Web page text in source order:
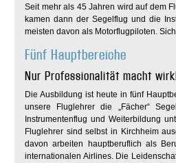
Seit mehr als 45 Jahren wird auf dem
kamen dann der Segelflug und die
meisten davon als Motorflugpiloten.
Fünf Hauptbereiche
Nur Professionalität macht
Die Ausbildung ist heute in fünf
unsere Fluglehrer die „Fächer“
Instrumentenflug und Weiterbildung
Fluglehrer sind selbst in Kirchheim
davon arbeiten hauptberuflich als
internationalen Airlines. Die